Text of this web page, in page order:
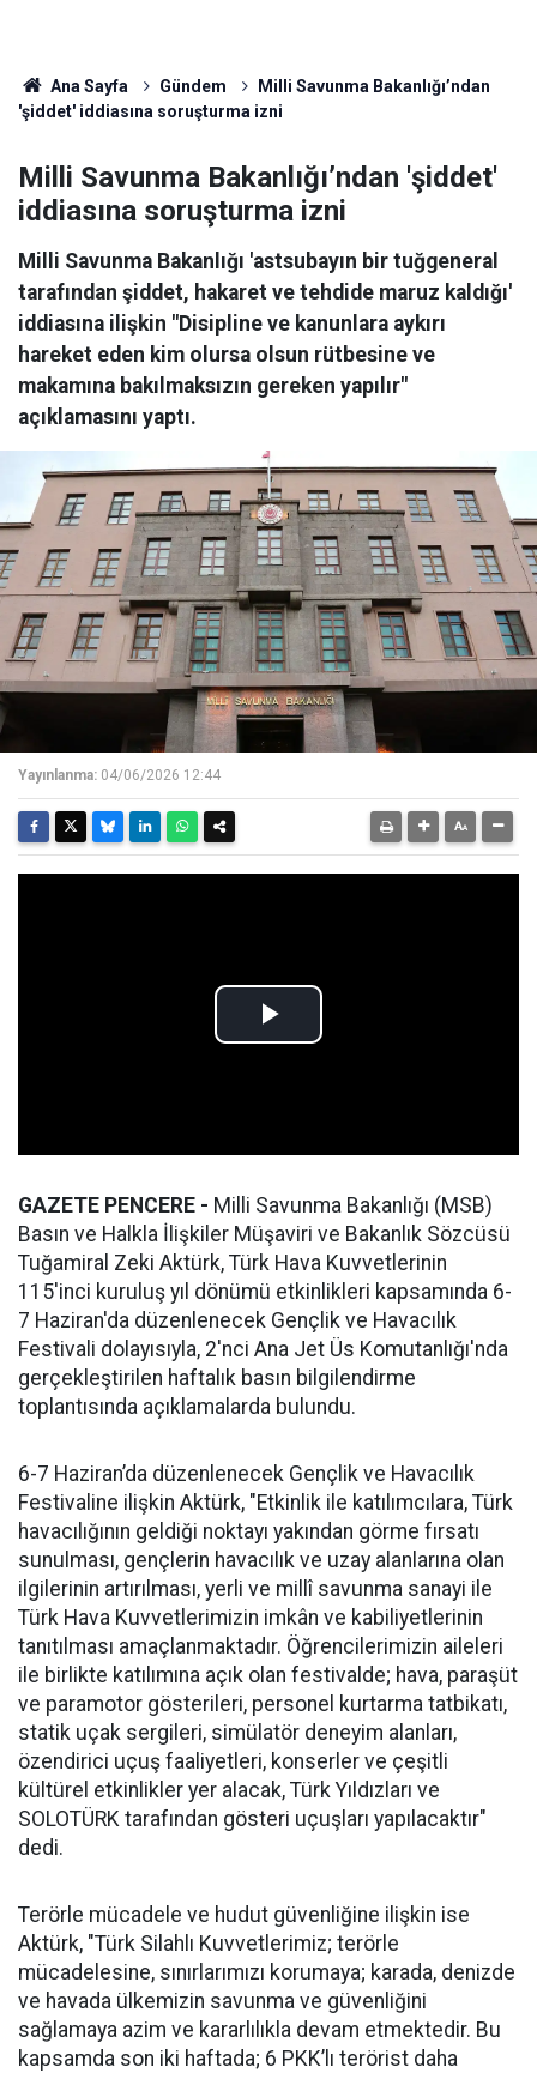
Ana Sayfa Gündem
Milli Savunma Bakanlığı’ndan
'şiddet' iddiasına soruşturma izni
Milli Savunma Bakanlığı’ndan 'şiddet'
iddiasına soruşturma izni
Milli Savunma Bakanlığı 'astsubayın bir tuğgeneral
tarafından şiddet, hakaret ve tehdide maruz kaldığı'
iddiasına ilişkin "Disipline ve kanunlara aykırı
hareket eden kim olursa olsun rütbesine ve
makamına bakılmaksızın gereken yapılır"
açıklamasını yaptı.
Yayınlanma: 04/06/2026 12:44
GAZETE PENCERE - Milli Savunma Bakanlığı (MSB)
Basın ve Halkla İlişkiler Müşaviri ve Bakanlık Sözcüsü
Tuğamiral Zeki Aktürk, Türk Hava Kuvvetlerinin
115'inci kuruluş yıl dönümü etkinlikleri kapsamında 6-
7 Haziran'da düzenlenecek Gençlik ve Havacılık
Festivali dolayısıyla, 2'nci Ana Jet Üs Komutanlığı'nda
gerçekleştirilen haftalık basın bilgilendirme
toplantısında açıklamalarda bulundu.
6-7 Haziran’da düzenlenecek Gençlik ve Havacılık
Festivaline ilişkin Aktürk, "Etkinlik ile katılımcılara, Türk
havacılığının geldiği noktayı yakından görme fırsatı
sunulması, gençlerin havacılık ve uzay alanlarına olan
ilgilerinin artırılması, yerli ve millî savunma sanayi ile
Türk Hava Kuvvetlerimizin imkân ve kabiliyetlerinin
tanıtılması amaçlanmaktadır. Öğrencilerimizin aileleri
ile birlikte katılımına açık olan festivalde; hava, paraşüt
ve paramotor gösterileri, personel kurtarma tatbikatı,
statik uçak sergileri, simülatör deneyim alanları,
özendirici uçuş faaliyetleri, konserler ve çeşitli
kültürel etkinlikler yer alacak, Türk Yıldızları ve
SOLOTÜRK tarafından gösteri uçuşları yapılacaktır"
dedi.
Terörle mücadele ve hudut güvenliğine ilişkin ise
Aktürk, "Türk Silahlı Kuvvetlerimiz; terörle
mücadelesine, sınırlarımızı korumaya; karada, denizde
ve havada ülkemizin savunma ve güvenliğini
sağlamaya azim ve kararlılıkla devam etmektedir. Bu
kapsamda son iki haftada; 6 PKK’lı terörist daha